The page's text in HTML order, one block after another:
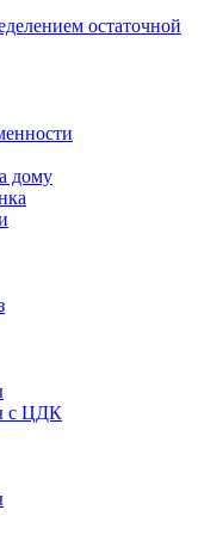
остаточной
дому
с ЦДК